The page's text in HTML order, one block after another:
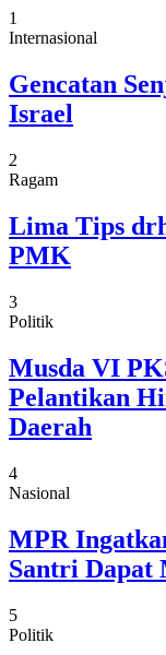
1
Internasional
Gencatan
Israel
2
Ragam
Lima Tips
PMK
3
Politik
Musda VI
Pelantikan
Daerah
4
Nasional
MPR
Santri Dapat
5
Politik